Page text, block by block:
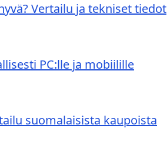
Vertailu ja tekniset tiedot
PC:lle ja mobiilille
suomalaisista kaupoista